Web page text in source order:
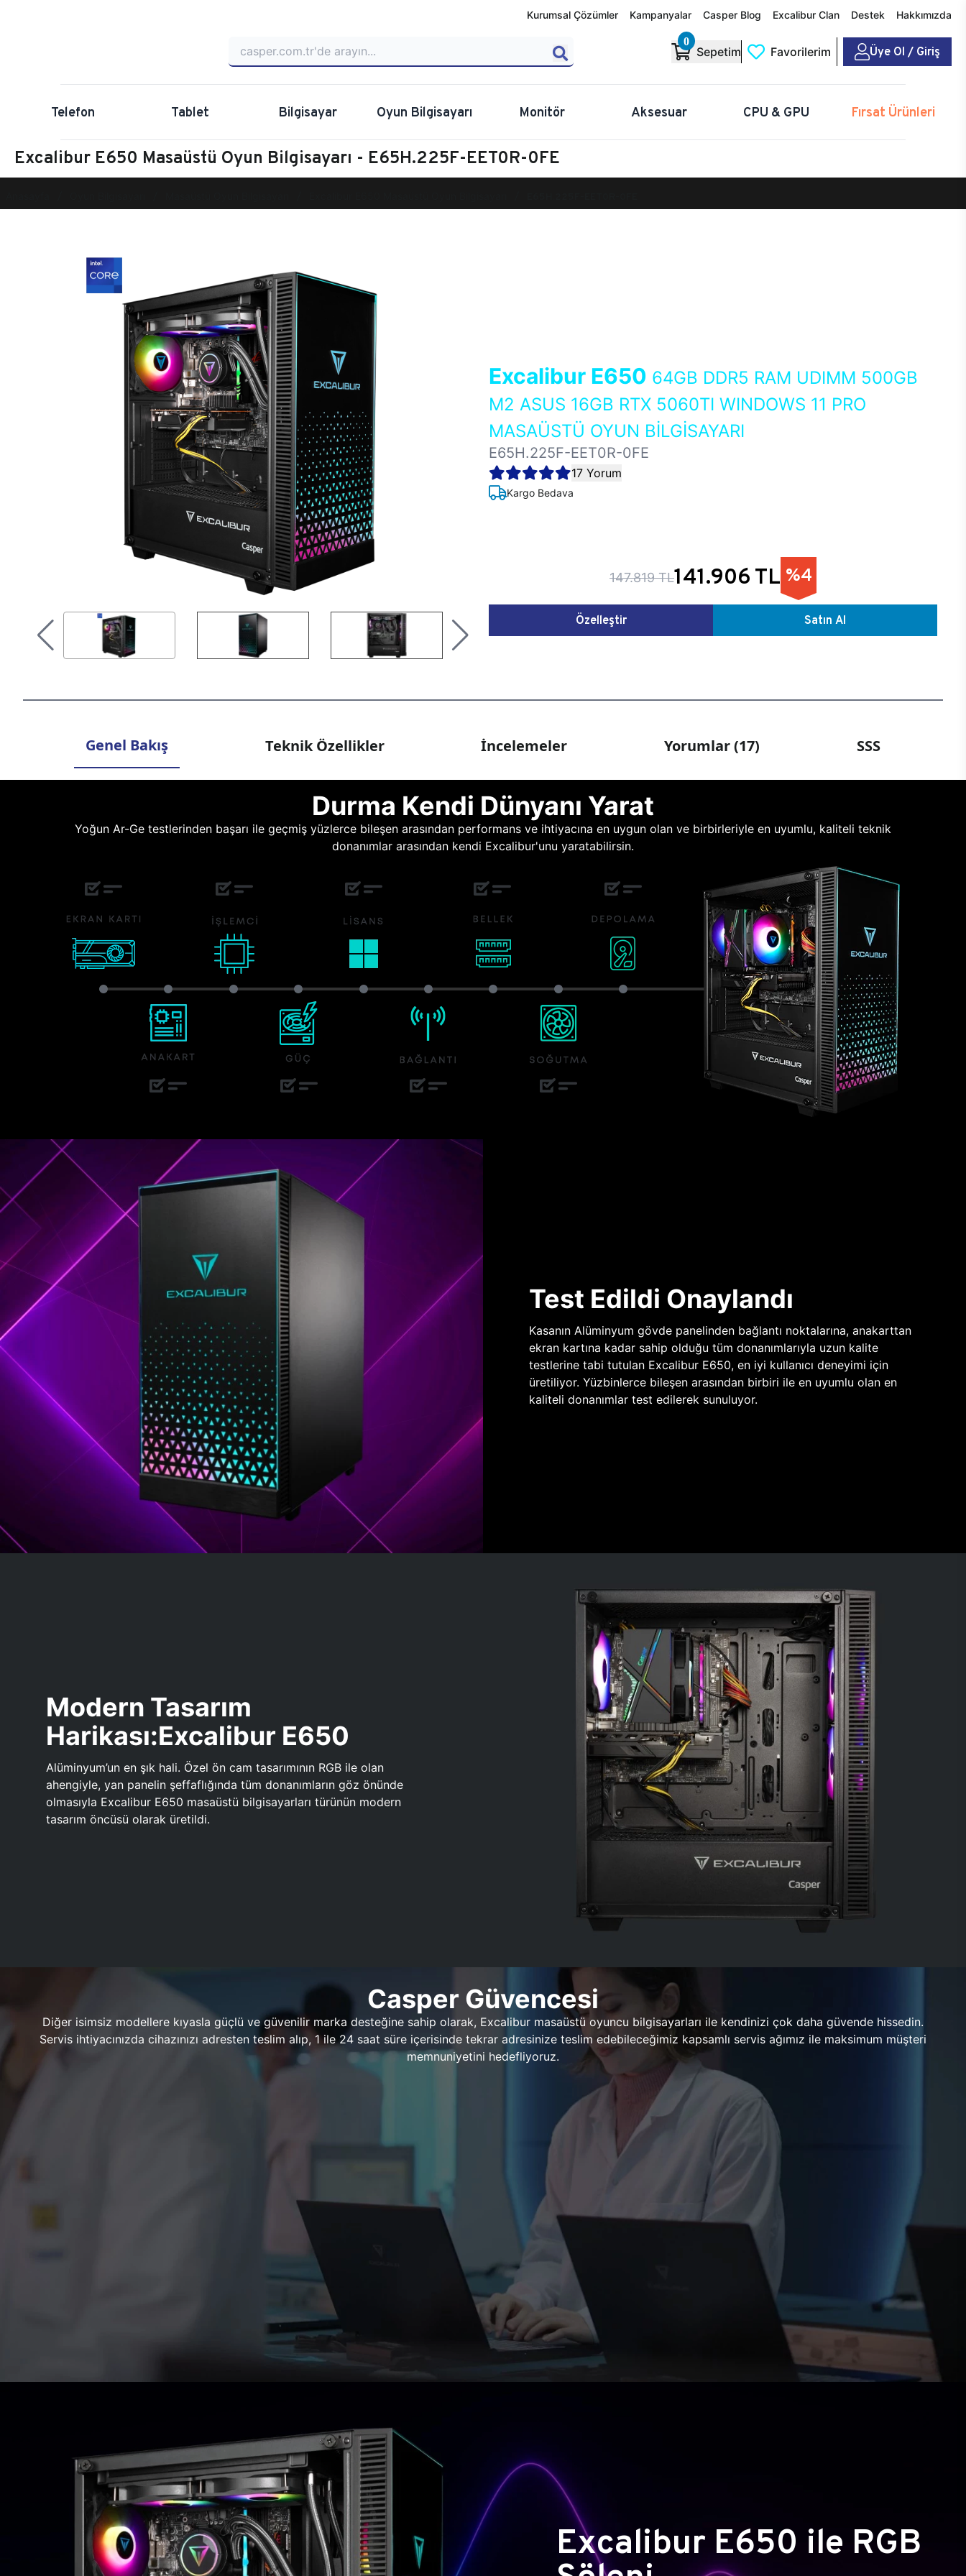
Kurumsal Çözümler Kampanyalar Casper Blog Excalibur Clan Destek Hakkımızda
0
Sepetim Favorilerim Üye Ol / Giriş
Telefon Tablet Bilgisayar Oyun Bilgisayarı Monitör Aksesuar CPU & GPU Fırsat Ürünleri
Excalibur E650 Masaüstü Oyun Bilgisayarı - E65H.225F-EET0R-0FE
Excalibur E650 64GB DDR5 RAM UDIMM 500GB
M2 ASUS 16GB RTX 5060TI WINDOWS 11 PRO
MASAÜSTÜ OYUN BİLGİSAYARI
E65H.225F-EET0R-0FE
17 Yorum
Kargo Bedava
147.819 TL141.906 TL %4
Özelleştir Satın Al
Genel Bakış Teknik Özellikler İncelemeler Yorumlar (17) SSS
Durma Kendi Dünyanı Yarat
Yoğun Ar-Ge testlerinden başarı ile geçmiş yüzlerce bileşen arasından performans ve ihtiyacına en uygun olan ve birbirleriyle en uyumlu, kaliteli teknik
donanımlar arasından kendi Excalibur'unu yaratabilirsin.
Test Edildi Onaylandı
Kasanın Alüminyum gövde panelinden bağlantı noktalarına, anakarttan
ekran kartına kadar sahip olduğu tüm donanımlarıyla uzun kalite
testlerine tabi tutulan Excalibur E650, en iyi kullanıcı deneyimi için
üretiliyor. Yüzbinlerce bileşen arasından birbiri ile en uyumlu olan en
kaliteli donanımlar test edilerek sunuluyor.
Modern Tasarım
Harikası:Excalibur E650
Alüminyum’un en şık hali. Özel ön cam tasarımının RGB ile olan
ahengiyle, yan panelin şeffaflığında tüm donanımların göz önünde
olmasıyla Excalibur E650 masaüstü bilgisayarları türünün modern
tasarım öncüsü olarak üretildi.
Casper Güvencesi
Diğer isimsiz modellere kıyasla güçlü ve güvenilir marka desteğine sahip olarak, Excalibur masaüstü oyuncu bilgisayarları ile kendinizi çok daha güvende hissedin.
Servis ihtiyacınızda cihazınızı adresten teslim alıp, 1 ile 24 saat süre içerisinde tekrar adresinize teslim edebileceğimiz kapsamlı servis ağımız ile maksimum müşteri
memnuniyetini hedefliyoruz.
Excalibur E650 ile RGB